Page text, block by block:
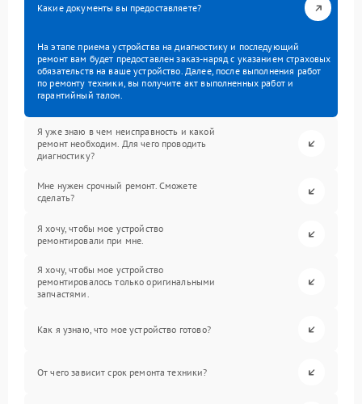
Какие документы вы предоставляете?
На этапе приема устройства на диагностику и последующий
ремонт вам будет предоставлен заказ-наряд с указанием страховых
обязательств на ваше устройство. Далее, после выполнения работ
по ремонту техники, вы получите акт выполненных работ и
гарантийный талон.
Я уже знаю в чем неисправность и какой
ремонт необходим. Для чего проводить
диагностику?
Мне нужен срочный ремонт. Сможете
сделать?
Я хочу, чтобы мое устройство
ремонтировали при мне.
Я хочу, чтобы мое устройство
ремонтировалось только оригинальными
запчастями.
Как я узнаю, что мое устройство готово?
От чего зависит срок ремонта техники?